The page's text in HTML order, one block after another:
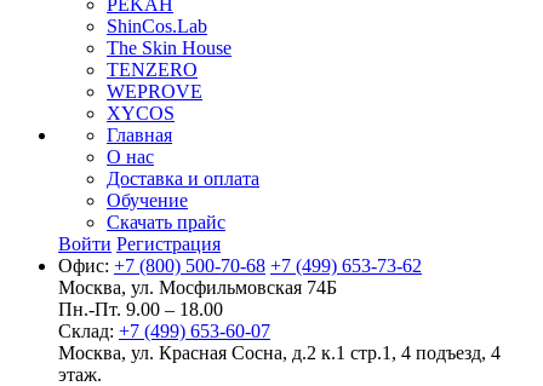
PEKAH
ShinCos.Lab
The Skin House
TENZERO
WEPROVE
XYCOS
Главная
О нас
Доставка и оплата
Обучение
Скачать прайс
Войти Регистрация
Офис: +7 (800) 500-70-68 +7 (499) 653-73-62
Москва, ул. Мосфильмовская 74Б
Пн.-Пт. 9.00 – 18.00
Склад: +7 (499) 653-60-07
Москва, ул. Красная Сосна, д.2 к.1 стр.1, 4 подъезд, 4
этаж.